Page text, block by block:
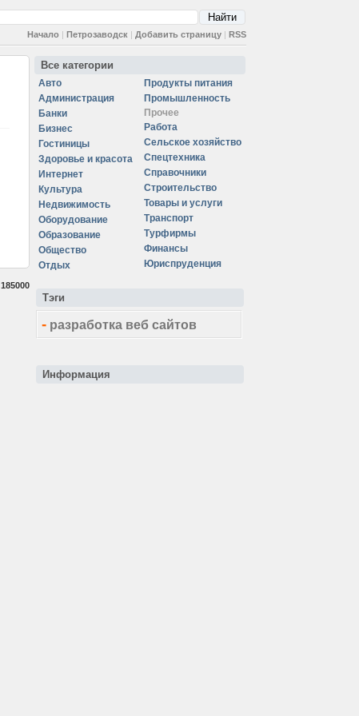
Начало | Петрозаводск | Добавить страницу | RSS
185000
Все категории
Авто
Администрация
Банки
Бизнес
Гостиницы
Здоровье и красота
Интернет
Культура
Недвижимость
Оборудование
Образование
Общество
Отдых
Продукты питания
Промышленность
Прочее
Работа
Сельское хозяйство
Спецтехника
Справочники
Строительство
Товары и услуги
Транспорт
Турфирмы
Финансы
Юриспруденция
Тэги
- разработка веб сайтов
Информация